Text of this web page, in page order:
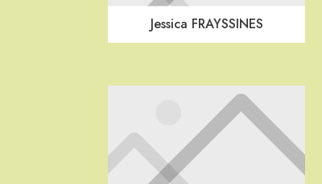
Jessica FRAYSSINES